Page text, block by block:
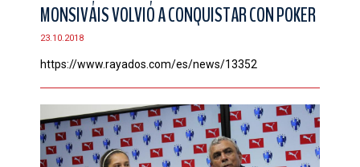
MONSIVÁIS VOLVIÓ A CONQUISTAR CON POKER
23.10.2018
https://www.rayados.com/es/news/13352